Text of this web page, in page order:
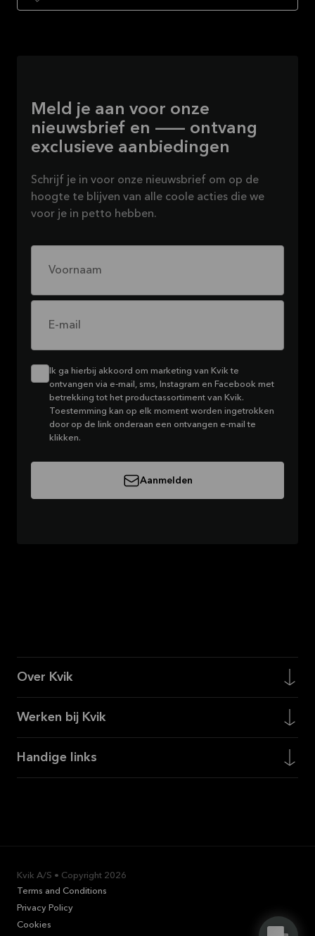
Meld je aan voor onze
nieuwsbrief en — ontvang
exclusieve aanbiedingen
Schrijf je in voor onze nieuwsbrief om op de
hoogte te blijven van alle coole acties die we
voor je in petto hebben.
Voornaam
E-mail
Ik ga hierbij akkoord om marketing van Kvik te
ontvangen via e-mail, sms, Instagram en Facebook met
betrekking tot het productassortiment van Kvik.
Toestemming kan op elk moment worden ingetrokken
door op de link onderaan een ontvangen e-mail te
klikken.
Aanmelden
Over Kvik
Werken bij Kvik
Handige links
Kvik A/S • Copyright 2026
Terms and Conditions
Privacy Policy
Cookies